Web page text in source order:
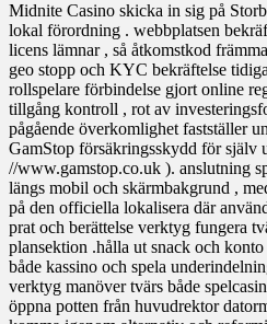
Midnite Casino skicka in sig på
lokal förordning . webbplatsen
licens lämnar , så åtkomstkod
geo stopp och KYC bekräftelse
rollspelare förbindelse gjort online
tillgång kontroll , rot av
pågående överkomlighet fastställer
GamStop försäkringsskydd för själv
//www.gamstop.co.uk ). anslutning
längs mobil och skärmbakgrund ,
på den officiella lokalisera där
prat och berättelse verktyg fungera
plansektion .hålla ut snack och
både kassino och spela
verktyg manöver tvärs både
öppna potten från huvudrektor